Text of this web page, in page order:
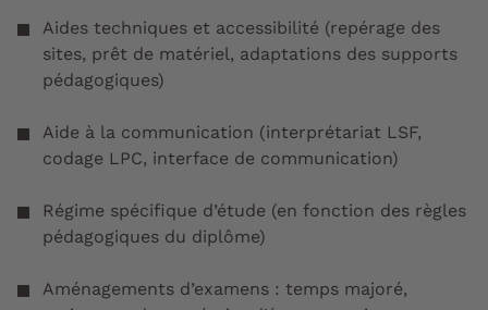
Aides techniques et accessibilité (repérage des
sites, prêt de matériel, adaptations des supports
pédagogiques)
Aide à la communication (interprétariat LSF,
codage LPC, interface de communication)
Régime spécifique d’étude (en fonction des règles
pédagogiques du diplôme)
Aménagements d’examens : temps majoré,